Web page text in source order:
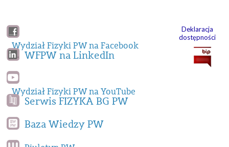
Wydział Fizyki PW na Facebook
WFPW na LinkedIn
Wydział Fizyki PW na YouTube
Serwis FIZYKA BG PW
Baza Wiedzy PW
Deklaracja
dostępności